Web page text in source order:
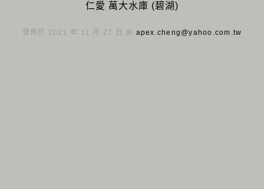
仁愛 萬大水庫 (碧湖)
發佈於 2021 年 11 月 27 日 由 apex.cheng@yahoo.com.tw